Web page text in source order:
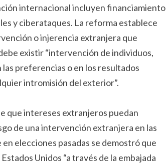
internacional incluyen financiamiento
y ciberataques. La reforma establece
o injerencia extranjera que
existir “intervención de individuos,
preferencias o en los resultados
intromisión del exterior”.
que intereses extranjeros puedan
de una intervención extranjera en las
elecciones pasadas se demostró que
Unidos “a través de la embajada